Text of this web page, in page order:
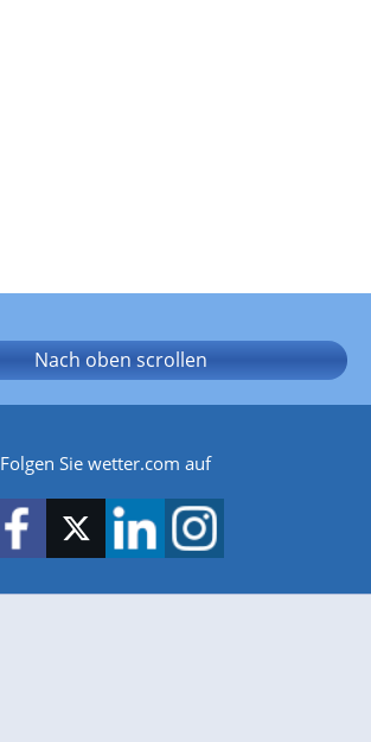
Nach oben scrollen
Folgen Sie wetter.com auf